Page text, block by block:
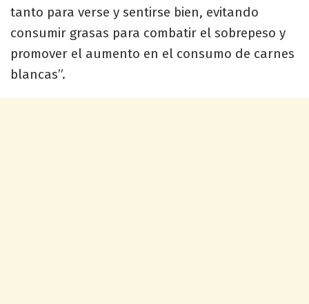
tanto para verse y sentirse bien, evitando
consumir grasas para combatir el sobrepeso y
promover el aumento en el consumo de carnes
blancas”.